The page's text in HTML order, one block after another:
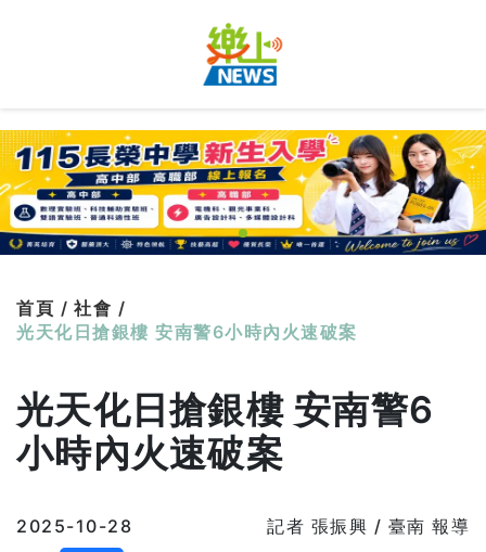
首頁 / 社會 /
光天化日搶銀樓 安南警6小時內火速破案
光天化日搶銀樓 安南警6
小時內火速破案
2025-10-28 記者 張振興 / 臺南 報導